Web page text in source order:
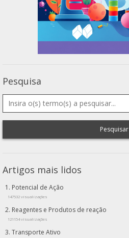
Pesquisa
Pesquisar
Artigos mais lidos
Potencial de Ação
147532 visualizações
Reagentes e Produtos de reação
121154 visualizações
Transporte Ativo